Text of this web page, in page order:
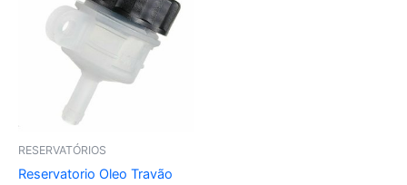
RESERVATÓRIOS
Reservatorio Oleo Travão